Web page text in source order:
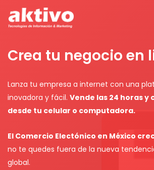
Crea tu negocio en
Lanza tu empresa a internet con una
inovadora y fácil. Vende las 24 horas
desde tu celular o computadora.
El Comercio Electónico en México
no te quedes fuera de la nueva
global.